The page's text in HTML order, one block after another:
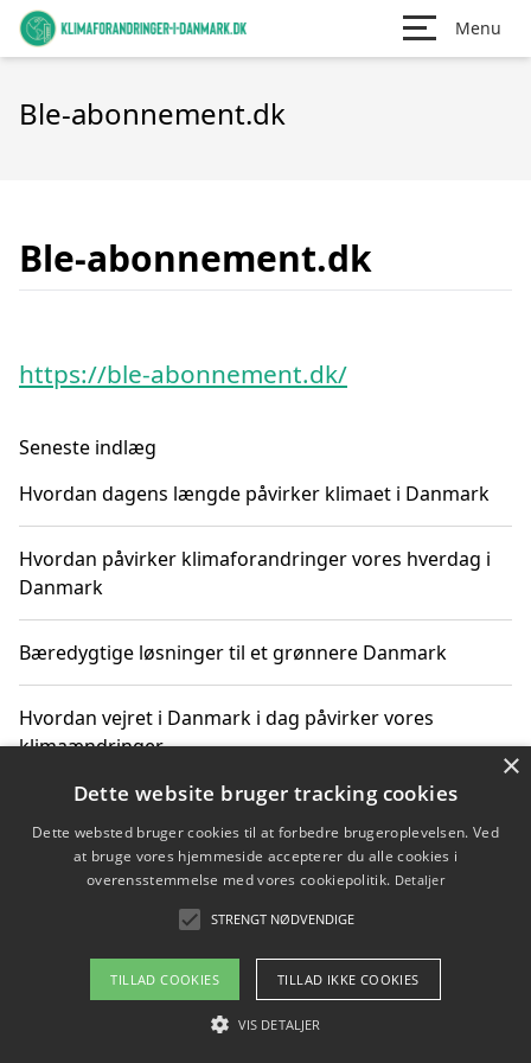
Menu
Ble-abonnement.dk
Ble-abonnement.dk
https://ble-abonnement.dk/
Seneste indlæg
Hvordan dagens længde påvirker klimaet i Danmark
Hvordan påvirker klimaforandringer vores hverdag i
Danmark
Bæredygtige løsninger til et grønnere Danmark
Hvordan vejret i Danmark i dag påvirker vores
klimaændringer
Hvordan klimaændringer påvirker danske unges
gaveønsker
Om / kontakt
Blog Betingelser
×
Dette website bruger tracking cookies
Dette websted bruger cookies til at forbedre brugeroplevelsen. Ved
at bruge vores hjemmeside accepterer du alle cookies i
overensstemmelse med vores cookiepolitik. Detaljer
STRENGT NØDVENDIGE
TILLAD COOKIES TILLAD IKKE COOKIES
VIS DETALJER